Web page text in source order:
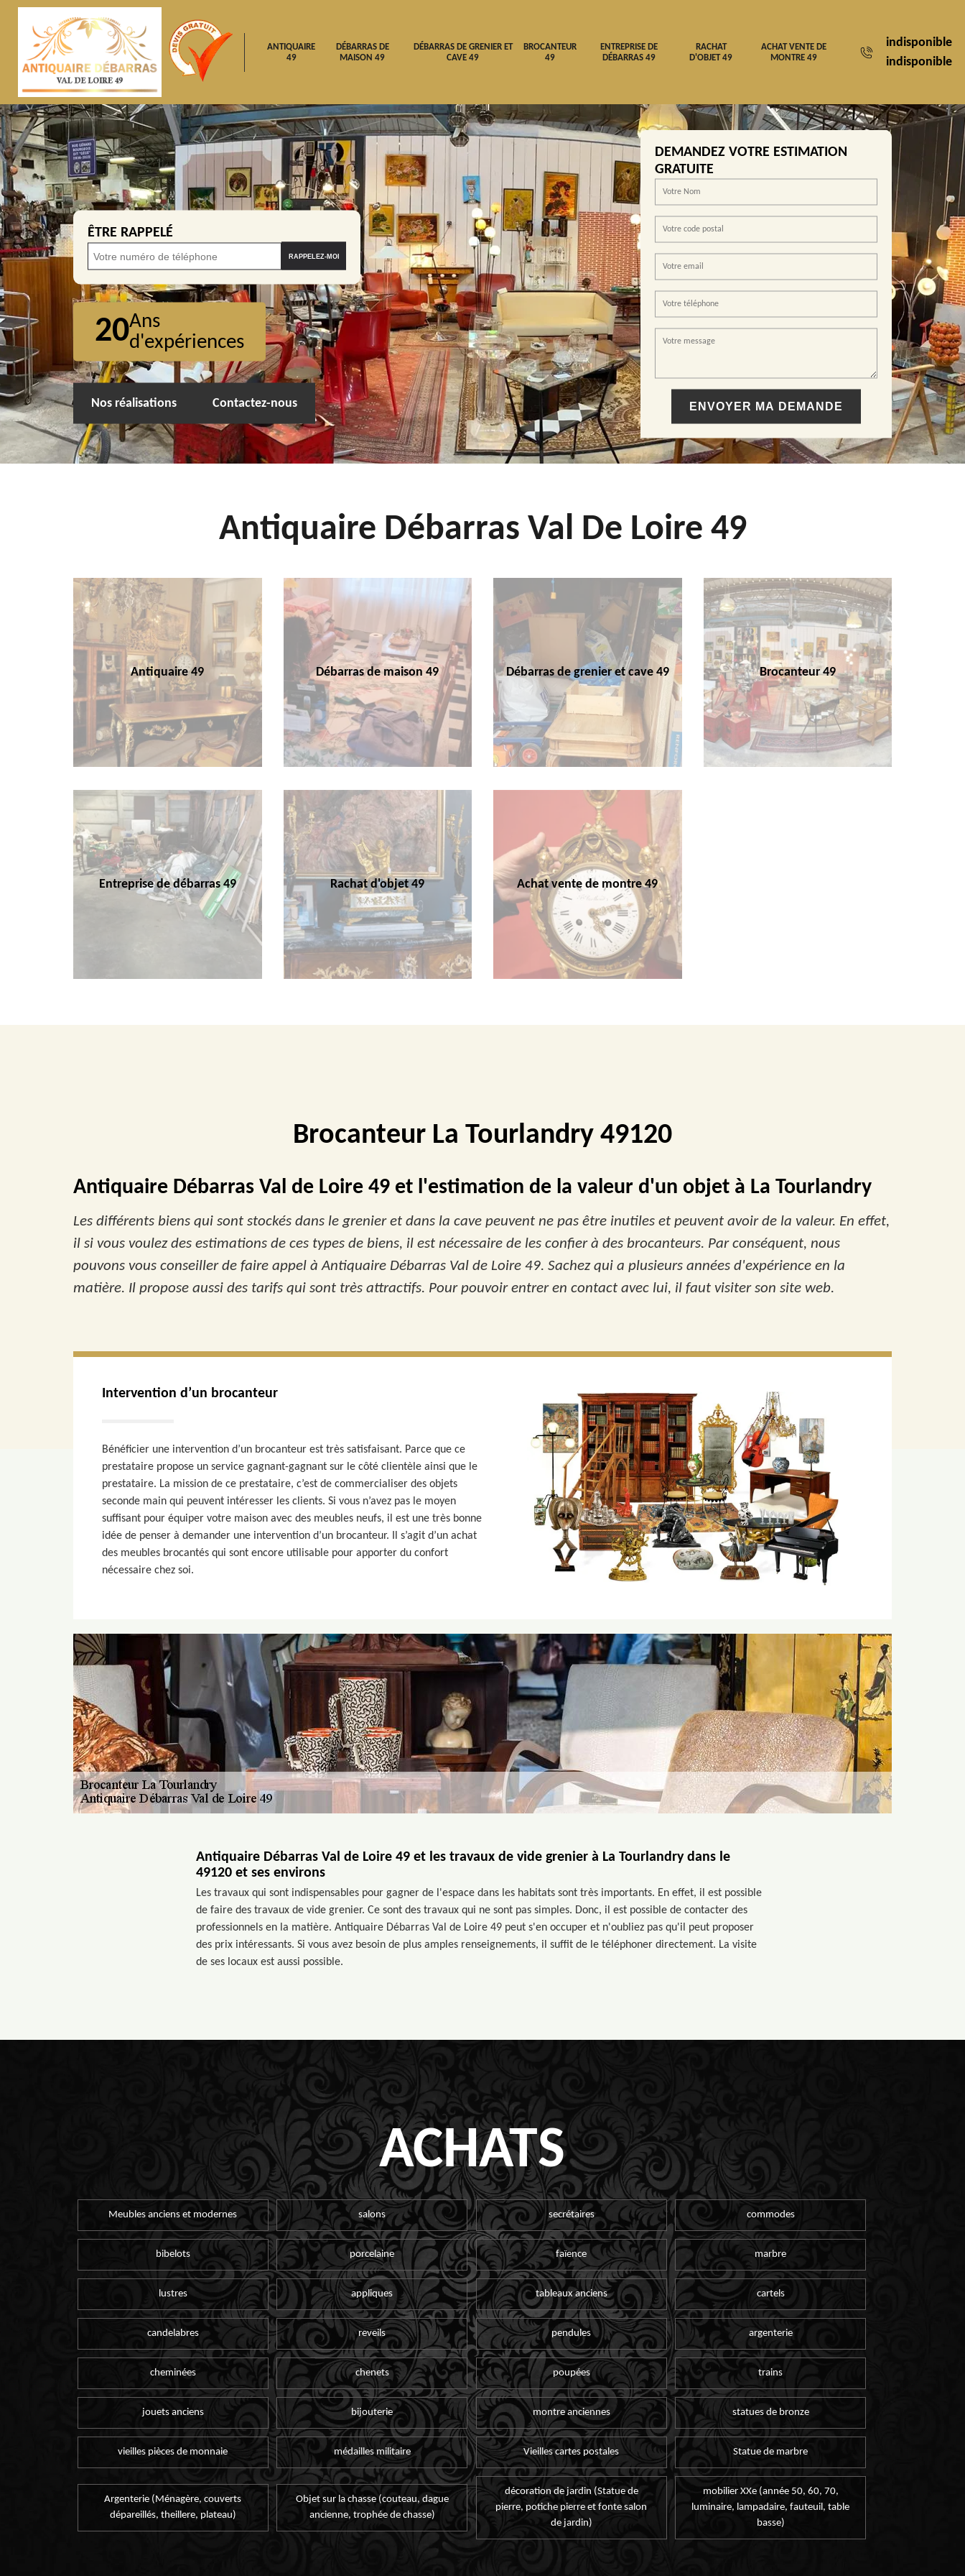
ANTIQUAIRE
49
DÉBARRAS DE
MAISON 49
DÉBARRAS DE GRENIER ET
CAVE 49
BROCANTEUR
49
ENTREPRISE DE
DÉBARRAS 49
RACHAT
D'OBJET 49
ACHAT VENTE DE
MONTRE 49
indisponible
indisponible
ÊTRE RAPPELÉ
20Ans
d'expériences
Nos réalisations Contactez-nous
DEMANDEZ VOTRE ESTIMATION
GRATUITE
Antiquaire Débarras Val De Loire 49
Antiquaire 49 Débarras de maison 49 Débarras de grenier et cave 49 Brocanteur 49
Entreprise de débarras 49 Rachat d'objet 49 Achat vente de montre 49
Brocanteur La Tourlandry 49120
Antiquaire Débarras Val de Loire 49 et l'estimation de la valeur d'un objet à La Tourlandry
Les différents biens qui sont stockés dans le grenier et dans la cave peuvent ne pas être inutiles et peuvent avoir de la valeur. En effet,
il si vous voulez des estimations de ces types de biens, il est nécessaire de les confier à des brocanteurs. Par conséquent, nous
pouvons vous conseiller de faire appel à Antiquaire Débarras Val de Loire 49. Sachez qui a plusieurs années d'expérience en la
matière. Il propose aussi des tarifs qui sont très attractifs. Pour pouvoir entrer en contact avec lui, il faut visiter son site web.
Intervention d’un brocanteur
Bénéficier une intervention d’un brocanteur est très satisfaisant. Parce que ce
prestataire propose un service gagnant-gagnant sur le côté clientèle ainsi que le
prestataire. La mission de ce prestataire, c’est de commercialiser des objets
seconde main qui peuvent intéresser les clients. Si vous n’avez pas le moyen
suffisant pour équiper votre maison avec des meubles neufs, il est une très bonne
idée de penser à demander une intervention d’un brocanteur. Il s’agit d’un achat
des meubles brocantés qui sont encore utilisable pour apporter du confort
nécessaire chez soi.
Antiquaire Débarras Val de Loire 49 et les travaux de vide grenier à La Tourlandry dans le
49120 et ses environs
Les travaux qui sont indispensables pour gagner de l'espace dans les habitats sont très importants. En effet, il est possible
de faire des travaux de vide grenier. Ce sont des travaux qui ne sont pas simples. Donc, il est possible de contacter des
professionnels en la matière. Antiquaire Débarras Val de Loire 49 peut s'en occuper et n'oubliez pas qu'il peut proposer
des prix intéressants. Si vous avez besoin de plus amples renseignements, il suffit de le téléphoner directement. La visite
de ses locaux est aussi possible.
ACHATS
Meubles anciens et modernes salons secrétaires commodes
bibelots porcelaine faïence marbre
lustres appliques tableaux anciens cartels
candelabres reveils pendules argenterie
cheminées chenets poupées trains
jouets anciens bijouterie montre anciennes statues de bronze
vieilles pièces de monnaie médailles militaire Vieilles cartes postales Statue de marbre
Argenterie (Ménagère, couverts
dépareillés, theillere, plateau)
Objet sur la chasse (couteau, dague
ancienne, trophée de chasse)
décoration de jardin (Statue de
pierre, potiche pierre et fonte salon
de jardin)
mobilier XXe (année 50, 60, 70,
luminaire, lampadaire, fauteuil, table
basse)